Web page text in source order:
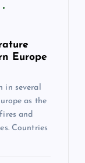
Europe
in several
as the
and
Countries